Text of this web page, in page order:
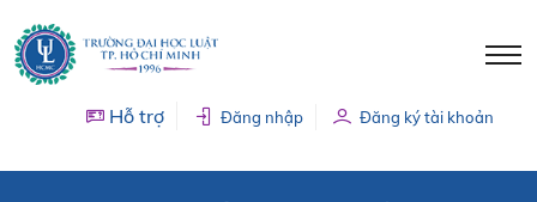
Hỗ trợ Đăng nhập Đăng ký tài khoản